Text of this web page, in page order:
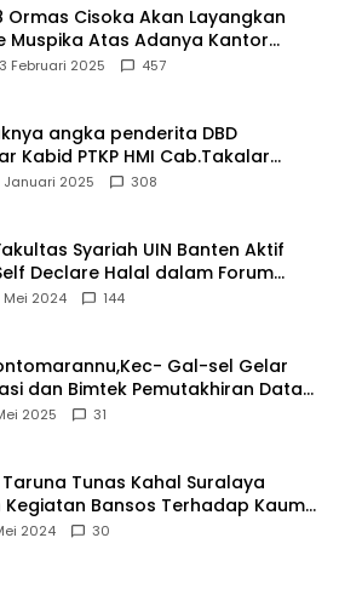
Ormas Cisoka Akan Layangkan
Muspika Atas Adanya Kantor
Cisoka
Februari 2025 457
angka penderita DBD
Kabid PTKP HMI Cab.Takalar
Januari 2025 308
Syariah UIN Banten Aktif
Declare Halal dalam Forum
MUI
Mei 2024 144
Gal-sel Gelar
dan Bimtek Pemutakhiran Data
2025 31
Tunas Kahal Suralaya
Bansos Terhadap Kaum
Anak Yatim-Piatu
2024 30